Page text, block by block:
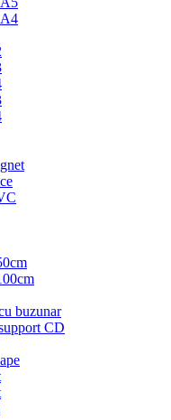
buzunar
CD